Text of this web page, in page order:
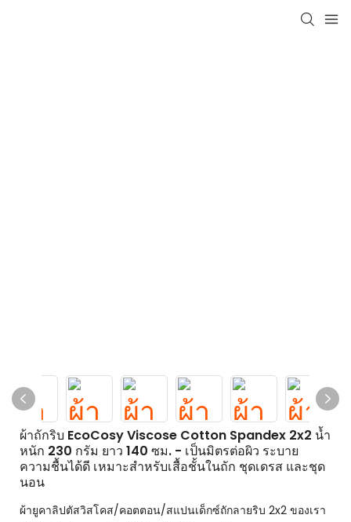
ผ้าถักริบ EcoCosy Viscose Cotton Spandex 2x2 น้ำ
หนัก 230 กรัม ยาว 140 ซม. - เป็นมิตรต่อผิว ระบาย
ความชื้นได้ดี เหมาะสำหรับเสื้อชั้นในถัก ชุดเดรส และชุด
นอน
ผ้ายูคาลิปตัสวิสโคส/คอตตอน/สแปนเด็กซ์ถักลายริบ 2x2 ของเรา